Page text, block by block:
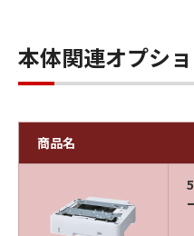
本体関連オプシ
商品名